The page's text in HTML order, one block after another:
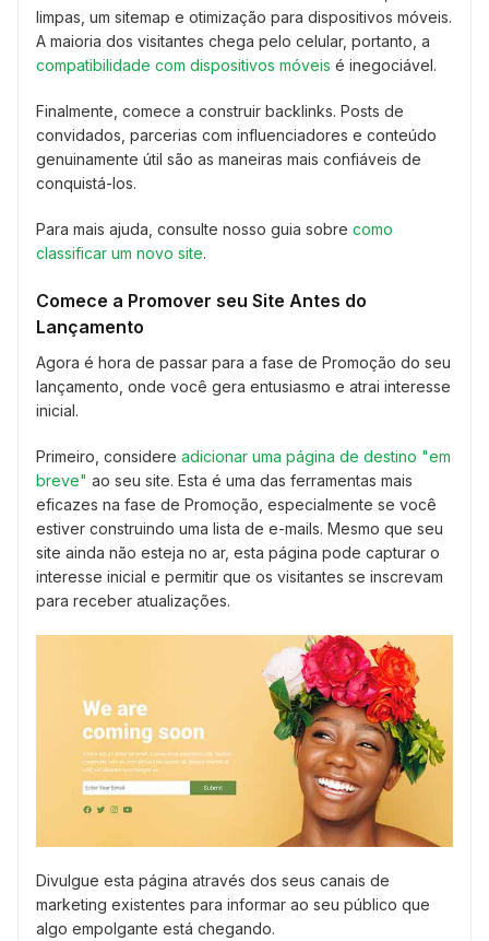
limpas, um sitemap e otimização para dispositivos móveis.
A maioria dos visitantes chega pelo celular, portanto, a
compatibilidade com dispositivos móveis é inegociável.
Finalmente, comece a construir backlinks. Posts de
convidados, parcerias com influenciadores e conteúdo
genuinamente útil são as maneiras mais confiáveis de
conquistá-los.
Para mais ajuda, consulte nosso guia sobre como
classificar um novo site.
Comece a Promover seu Site Antes do
Lançamento
Agora é hora de passar para a fase de Promoção do seu
lançamento, onde você gera entusiasmo e atrai interesse
inicial.
Primeiro, considere adicionar uma página de destino "em
breve" ao seu site. Esta é uma das ferramentas mais
eficazes na fase de Promoção, especialmente se você
estiver construindo uma lista de e-mails. Mesmo que seu
site ainda não esteja no ar, esta página pode capturar o
interesse inicial e permitir que os visitantes se inscrevam
para receber atualizações.
Divulgue esta página através dos seus canais de
marketing existentes para informar ao seu público que
algo empolgante está chegando.